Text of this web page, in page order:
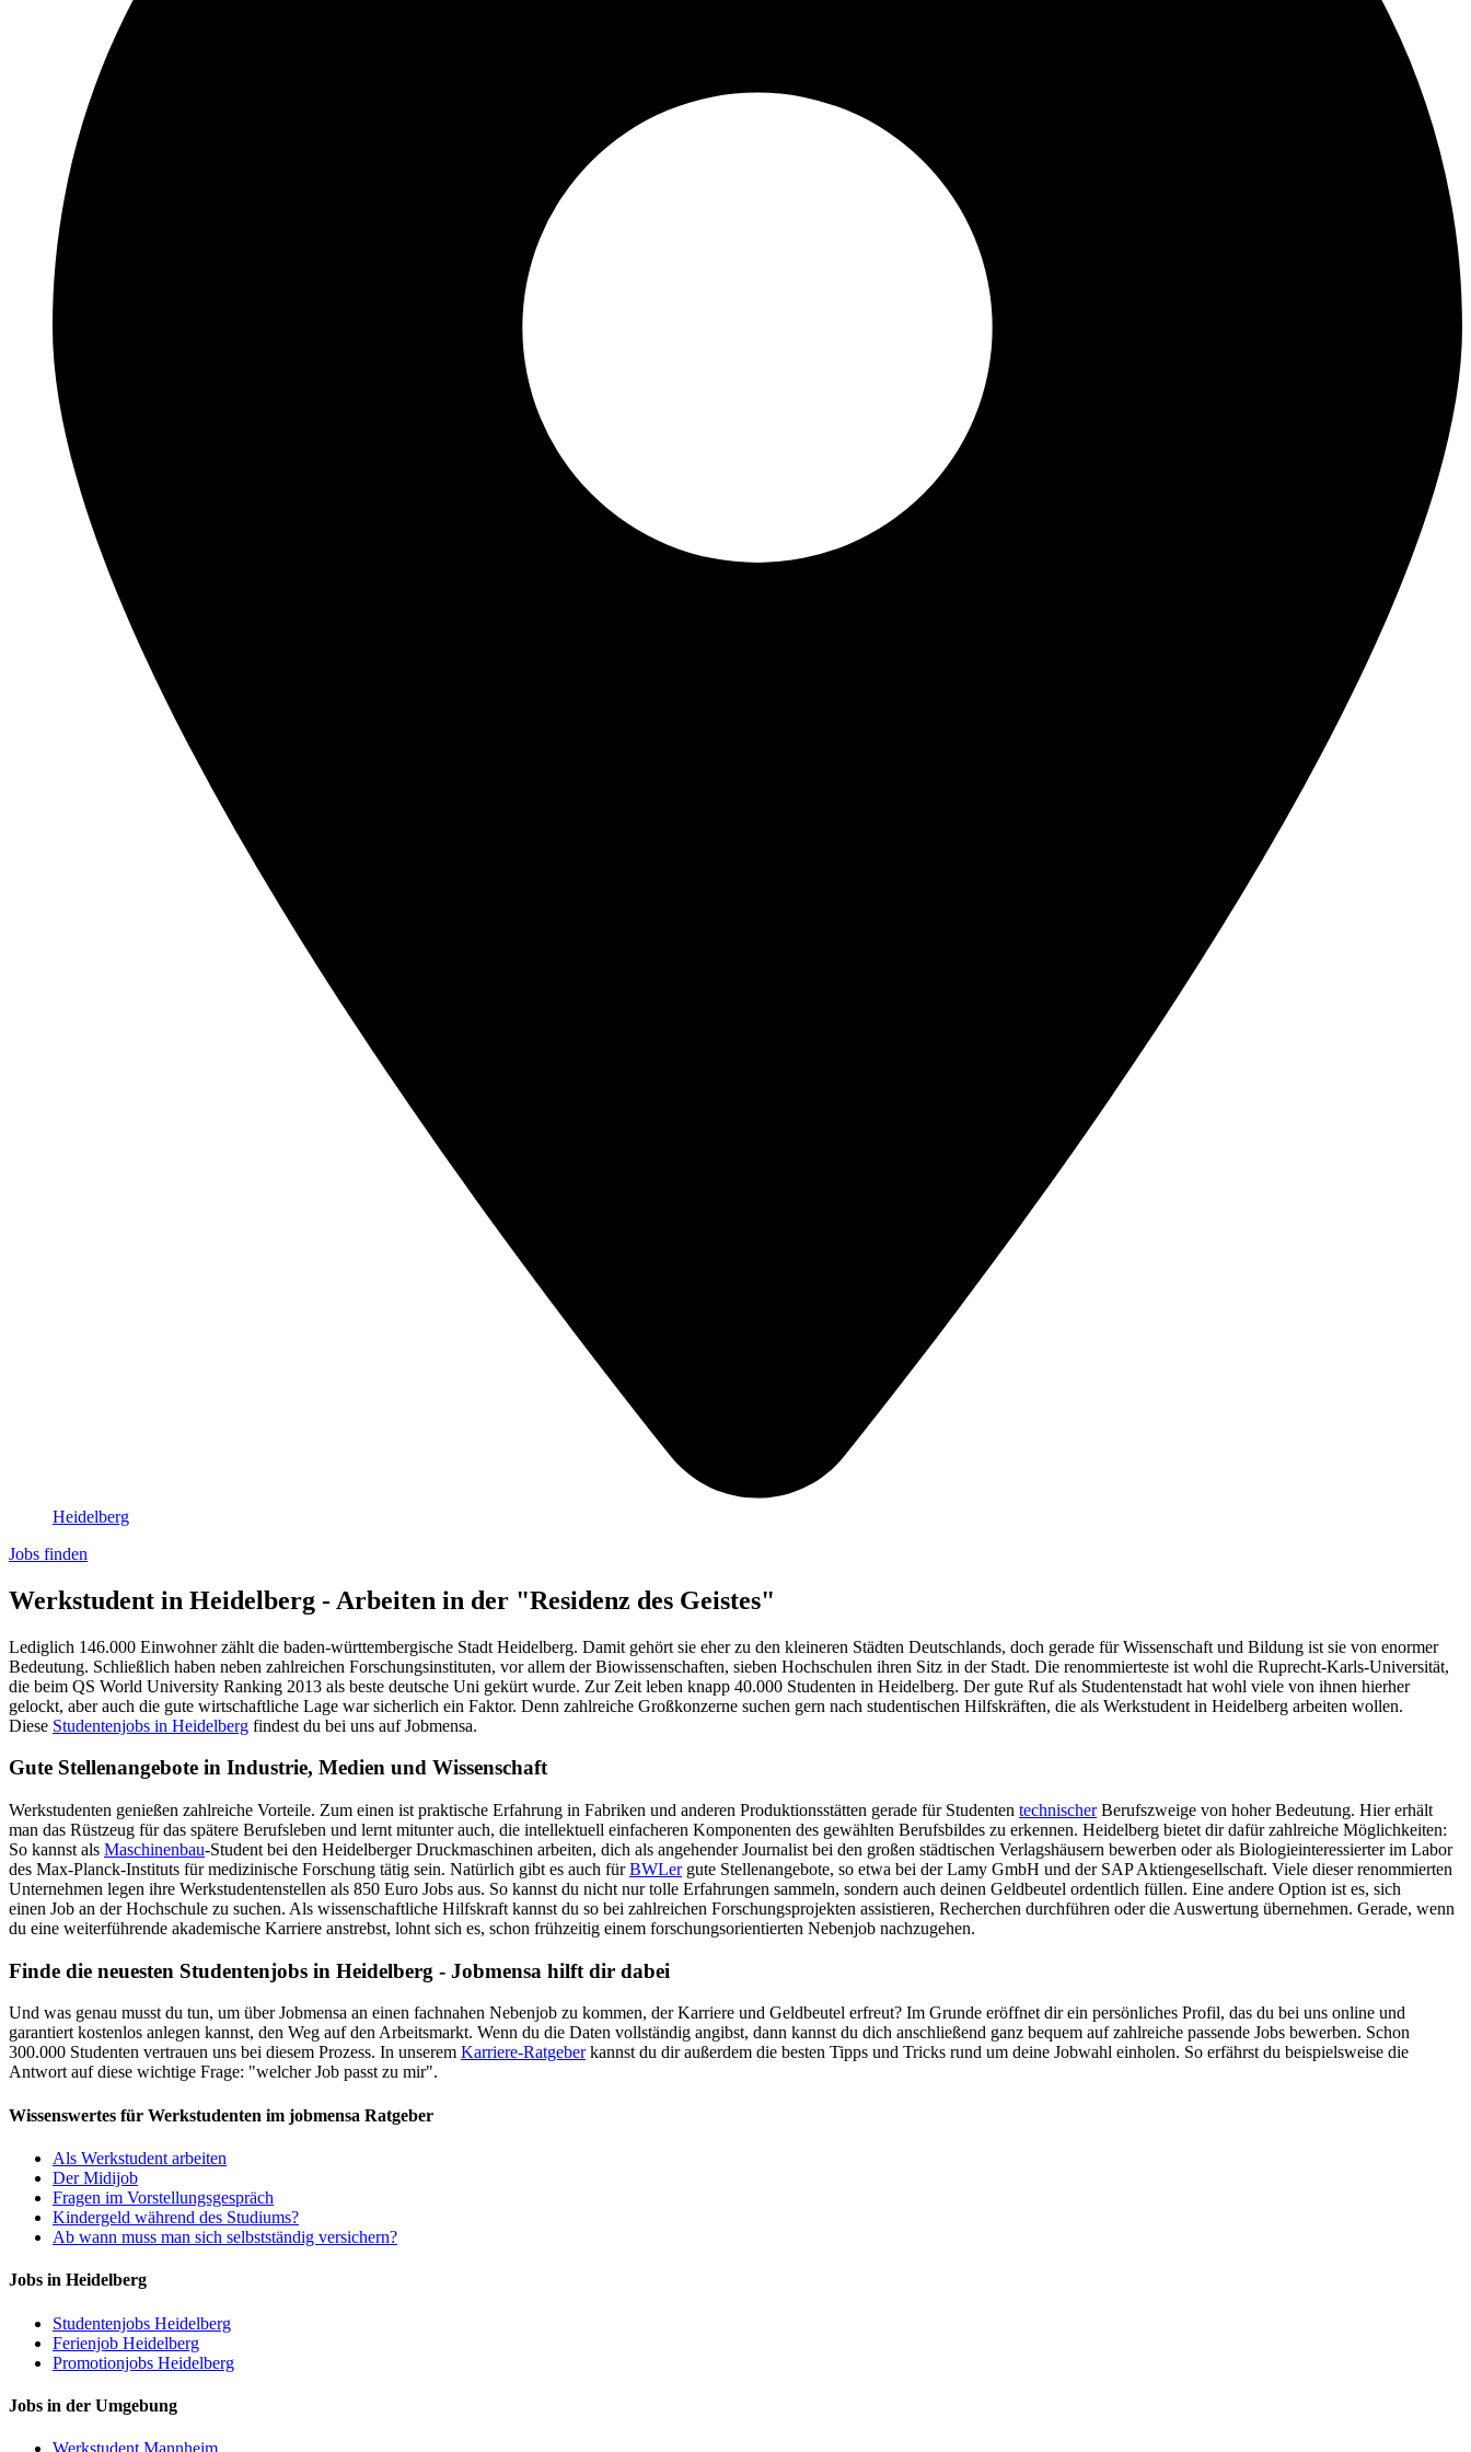
Heidelberg
Jobs finden
Werkstudent in Heidelberg - Arbeiten in der "Residenz des Geistes"
Lediglich 146.000 Einwohner zählt die baden-württembergische Stadt Heidelberg. Damit gehört sie eher zu den kleineren Städten Deutschlands, doch gerade für Wissenschaft und Bildung ist sie von enormer
Bedeutung. Schließlich haben neben zahlreichen Forschungsinstituten, vor allem der Biowissenschaften, sieben Hochschulen ihren Sitz in der Stadt. Die renommierteste ist wohl die Ruprecht-Karls-Universität,
die beim QS World University Ranking 2013 als beste deutsche Uni gekürt wurde. Zur Zeit leben knapp 40.000 Studenten in Heidelberg. Der gute Ruf als Studentenstadt hat wohl viele von ihnen hierher
gelockt, aber auch die gute wirtschaftliche Lage war sicherlich ein Faktor. Denn zahlreiche Großkonzerne suchen gern nach studentischen Hilfskräften, die als Werkstudent in Heidelberg arbeiten wollen.
Diese Studentenjobs in Heidelberg findest du bei uns auf Jobmensa.
Gute Stellenangebote in Industrie, Medien und Wissenschaft
Werkstudenten genießen zahlreiche Vorteile. Zum einen ist praktische Erfahrung in Fabriken und anderen Produktionsstätten gerade für Studenten technischerBerufszweige von hoher Bedeutung. Hier erhält
man das Rüstzeug für das spätere Berufsleben und lernt mitunter auch, die intellektuell einfacheren Komponenten des gewählten Berufsbildes zu erkennen. Heidelberg bietet dir dafür zahlreiche Möglichkeiten:
So kannst als Maschinenbau-Student bei den Heidelberger Druckmaschinen arbeiten, dich als angehender Journalist bei den großen städtischen Verlagshäusern bewerben oder als Biologieinteressierter im Labor
des Max-Planck-Instituts für medizinische Forschung tätig sein. Natürlich gibt es auch fürBWLergute Stellenangebote, so etwa bei der Lamy GmbH und der SAP Aktiengesellschaft. Viele dieser renommierten
Unternehmen legen ihre Werkstudentenstellen als 850 Euro Jobs aus. So kannst du nicht nur tolle Erfahrungen sammeln, sondern auch deinen Geldbeutel ordentlich füllen. Eine andere Option ist es, sich
einen Job an der Hochschule zu suchen. Als wissenschaftliche Hilfskraft kannst du so bei zahlreichen Forschungsprojekten assistieren, Recherchen durchführen oder die Auswertung übernehmen. Gerade, wenn
du eine weiterführende akademische Karriere anstrebst, lohnt sich es, schon frühzeitig einem forschungsorientierten Nebenjob nachzugehen.
Finde die neuesten Studentenjobs in Heidelberg - Jobmensa hilft dir dabei
Und was genau musst du tun, um über Jobmensa an einen fachnahen Nebenjob zu kommen, der Karriere und Geldbeutel erfreut? Im Grunde eröffnet dir ein persönliches Profil, das du bei uns online und
garantiert kostenlos anlegen kannst, den Weg auf den Arbeitsmarkt. Wenn du die Daten vollständig angibst, dann kannst du dich anschließend ganz bequem auf zahlreiche passende Jobs bewerben. Schon
300.000 Studenten vertrauen uns bei diesem Prozess. In unserem Karriere-Ratgeberkannst du dir außerdem die besten Tipps und Tricks rund um deine Jobwahl einholen. So erfährst du beispielsweise die
Antwort auf diese wichtige Frage: "welcher Job passt zu mir".
Wissenswertes für Werkstudenten im jobmensa Ratgeber
Als Werkstudent arbeiten
Der Midijob
Fragen im Vorstellungsgespräch
Kindergeld während des Studiums?
Ab wann muss man sich selbstständig versichern?
Jobs in Heidelberg
Studentenjobs Heidelberg
Ferienjob Heidelberg
Promotionjobs Heidelberg
Jobs in der Umgebung
Werkstudent Mannheim